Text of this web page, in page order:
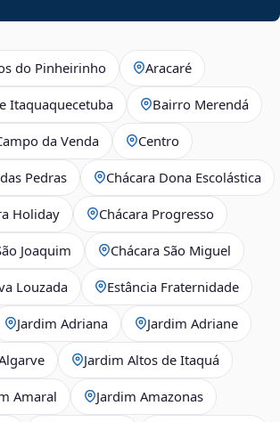
do Pinheirinho Aracaré
Itaquaquecetuba Bairro Merendá
da Venda Centro
Pedras Chácara Dona Escolástica
Holiday Chácara Progresso
Joaquim Chácara São Miguel
Louzada Estância Fraternidade
Jardim Adriana Jardim Adriane
Jardim Altos de Itaquá
Amaral Jardim Amazonas